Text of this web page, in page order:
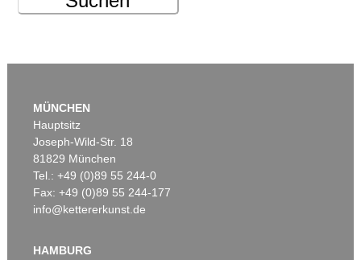
MÜNCHEN
Hauptsitz
Joseph-Wild-Str. 18
81829 München
Tel.: +49 (0)89 55 244-0
Fax: +49 (0)89 55 244-177
info@kettererkunst.de
HAMBURG